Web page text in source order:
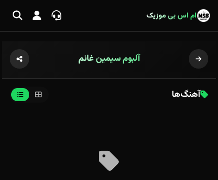
ام اس بی موزیک
آلبوم سیمین غانم
آهنگ‌ها